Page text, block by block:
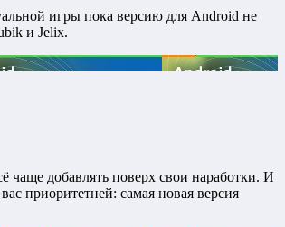
игры пока версию для Android не
и Jelix.
чаще добавлять поверх свои наработки. И
приоритетней: самая новая версия